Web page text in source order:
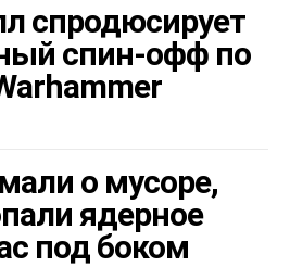
спродюсирует
спин-офф по
о мусоре,
ядерное
под боком